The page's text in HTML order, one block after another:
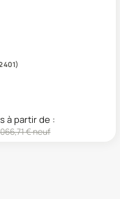
401)
sà partir de :
€ neuf